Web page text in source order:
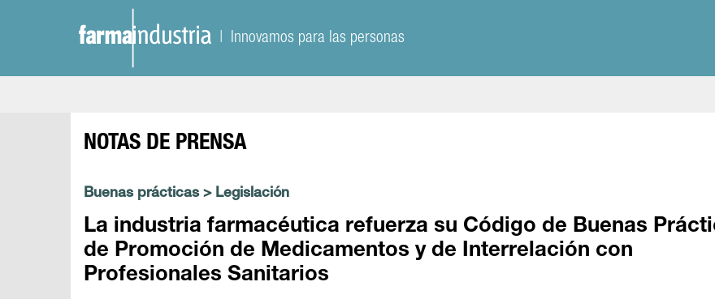
| Innovamos para las personas
NOTAS DE PRENSA
Buenas prácticas> Legislación
La industria farmacéutica refuerza su Código de Buenas
de Promoción de Medicamentos y de Interrelación con
Profesionales Sanitarios